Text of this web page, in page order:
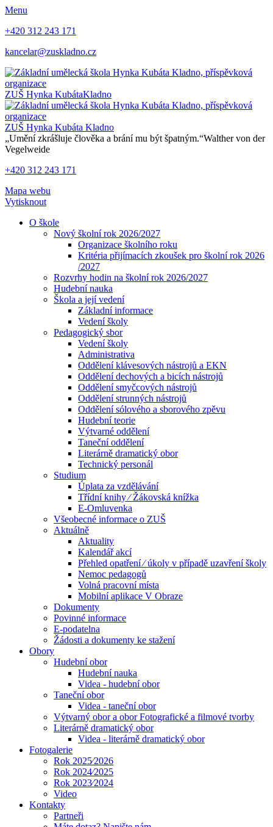
Menu
+420 312 243 171
kancelar@zuskladno.cz
ZUŠ Hynka KubátaKladno
ZUŠ Hynka Kubáta Kladno
„Umění zkrášluje člověka a brání mu být špatným.“Walther von der
Vegelweide
+420 312 243 171
Mapa webu
Vytisknout
O škole
Nový školní rok 2026/2027
Organizace školního roku
Kritéria přijímacích zkoušek pro školní rok 2026
/2027
Rozvrhy hodin na školní rok 2026/2027
Hudební nauka
Škola a její vedení
Základní informace
Vedení školy
Pedagogický sbor
Vedení školy
Administrativa
Oddělení klávesových nástrojů a EKN
Oddělení dechových a bicích nástrojů
Oddělení smyčcových nástrojů
Oddělení strunných nástrojů
Oddělení sólového a sborového zpěvu
Hudební teorie
Výtvarné oddělení
Taneční oddělení
Literárně dramatický obor
Technický personál
Studium
Úplata za vzdělávání
Třídní knihy ⁄ Žákovská knížka
E-Omluvenka
Všeobecné informace o ZUŠ
Aktuálně
Aktuality
Kalendář akcí
Přehled opatření ⁄ úkoly v případě uzavření školy
Nemoc pedagogů
Volná pracovní místa
Mobilní aplikace V Obraze
Dokumenty
Povinné informace
E-podatelna
Žádosti a dokumenty ke stažení
Obory
Hudební obor
Hudební nauka
Videa - hudební obor
Taneční obor
Videa - taneční obor
Výtvarný obor a obor Fotografické a filmové tvorby
Literárně dramatický obor
Videa - literárně dramatický obor
Fotogalerie
Rok 2025⁄2026
Rok 2024⁄2025
Rok 2023⁄2024
Video
Kontakty
Partneři